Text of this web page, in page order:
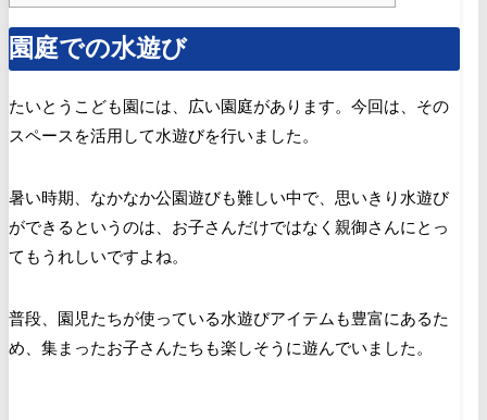
園庭での水遊び
たいとうこども園には、広い園庭があります。今回は、その
スペースを活用して水遊びを行いました。
暑い時期、なかなか公園遊びも難しい中で、思いきり水遊び
ができるというのは、お子さんだけではなく親御さんにとっ
てもうれしいですよね。
普段、園児たちが使っている水遊びアイテムも豊富にあるた
め、集まったお子さんたちも楽しそうに遊んでいました。